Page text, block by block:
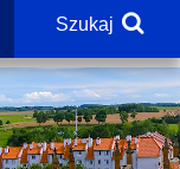
Szukaj